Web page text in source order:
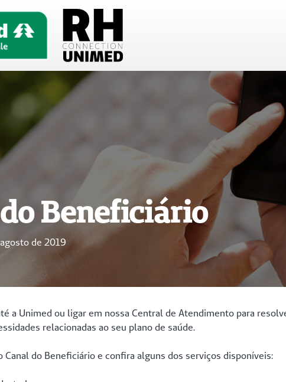
Beneficiário
de 2019
a Unimed ou ligar em nossa Central de Atendimento para
relacionadas ao seu plano de saúde.
Canal do Beneficiário e confira alguns dos serviços disponíveis: